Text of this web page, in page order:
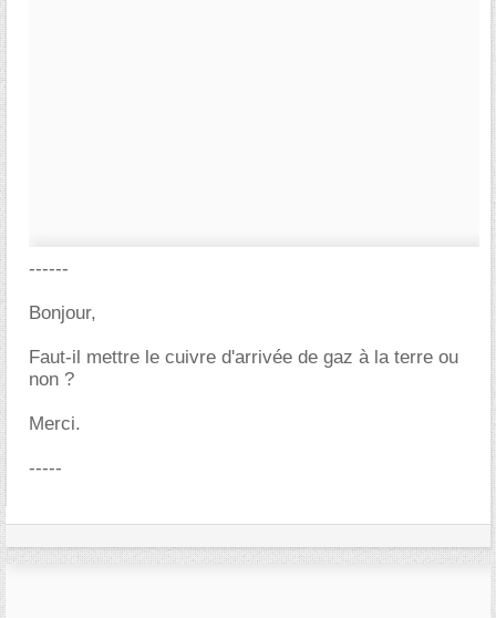
------
Bonjour,
Faut-il mettre le cuivre d'arrivée de gaz à la terre ou
non ?
Merci.
-----